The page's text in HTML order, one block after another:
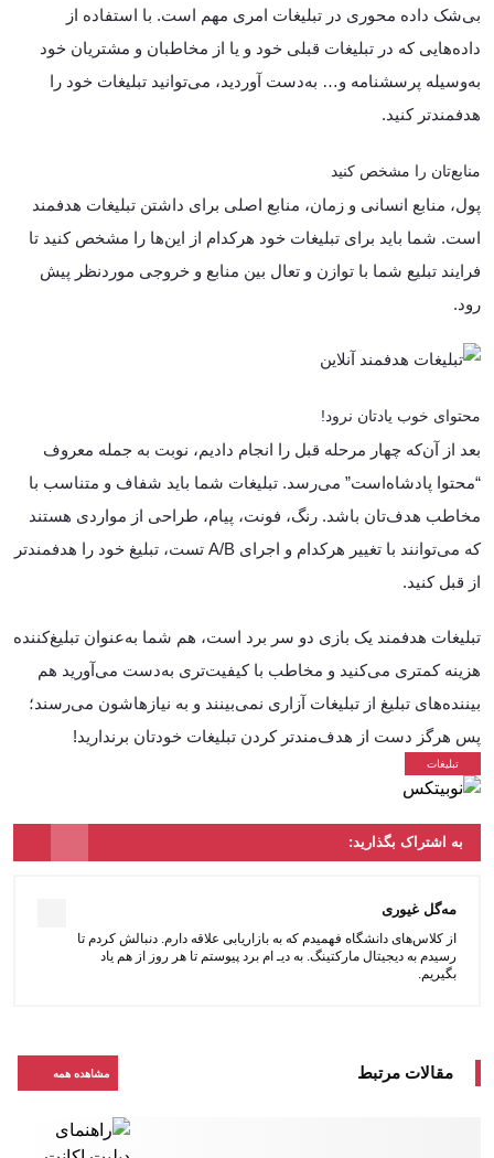
بی‌شک داده محوری در تبلیغات امری مهم است. با استفاده از
داده‌هایی که در تبلیغات قبلی خود و یا از مخاطبان و مشتریان خود
به‌وسیله پرسشنامه و… به‌دست آوردید، می‌توانید تبلیغات خود را
هدفمندتر کنید.
منابع‌تان را مشخص کنید
پول، منابع انسانی و زمان، منابع اصلی برای داشتن تبلیغات هدفمند
است. شما باید برای تبلیغات خود هرکدام از این‌ها را مشخص کنید تا
فرایند تبلیع شما با توازن و تعال بین منابع و خروجی موردنظر پیش
رود.
محتوای خوب یادتان نرود!
بعد از آن‌که چهار مرحله قبل را انجام دادیم، نوبت به جمله معروف
“محتوا پادشاه‌است” می‌رسد. تبلیغات شما باید شفاف و متناسب با
مخاطب هدف‌تان باشد. رنگ، فونت، پیام، طراحی از مواردی هستند
که می‌توانند با تغییر هرکدام و اجرای A/B تست، تبلیغ خود را هدفمندتر
از قبل کنید.
تبلیغات هدفمند یک بازی دو سر برد است، هم شما به‌عنوان تبلیغ‌کننده
هزینه کمتری می‌کنید و مخاطب با کیفیت‌تری به‌دست می‌آورید هم
بیننده‌های تبلیغ از تبلیغات آزاری نمی‌بینند و به نیازهاشون می‌رسند؛
پس هرگز دست از هدف‌مندتر کردن تبلیغات خودتان برندارید!
به اشتراک بگذارید:
مه‌گل غیوری
از کلاس‌های دانشگاه فهمیدم که به بازاریابی علاقه دارم. دنبالش کردم تا
رسیدم به دیجیتال مارکتینگ. به دیـ ام برد پیوستم تا هر روز از هم یاد
بگیریم.
مقالات مرتبط مشاهده همه